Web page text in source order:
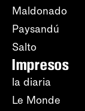
Maldonado
Paysandú
Salto
Impresos
la diaria
Le Monde